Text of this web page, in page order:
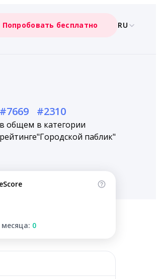
Попробовать бесплатно RU
#7669
в общем
рейтинге
#2310
в категории
"Городской паблик"
месяца: 0